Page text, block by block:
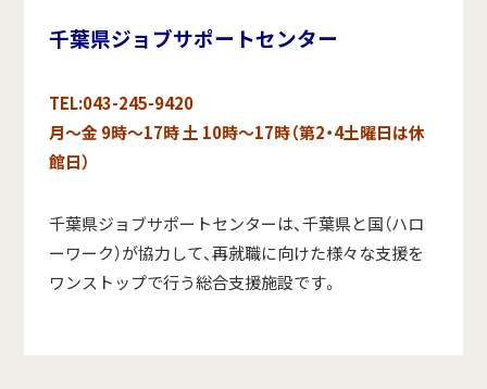
千葉県ジョブサポートセンター
TEL:043-245-9420
月～金 9時～17時 土 10時～17時（第2・4土曜日は休
館日）
千葉県ジョブサポートセンターは、千葉県と国（ハロ
ーワーク）が協力して、再就職に向けた様々な支援を
ワンストップで行う総合支援施設です。